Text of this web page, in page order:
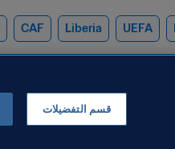
UEFA
Liberia
CAF
قسم التفضيلات